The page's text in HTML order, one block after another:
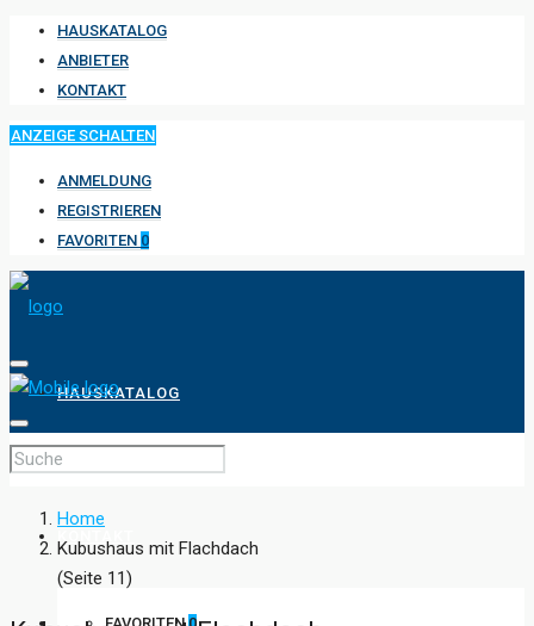
HAUSKATALOG
ANBIETER
KONTAKT
ANZEIGE SCHALTEN
ANMELDUNG
REGISTRIEREN
FAVORITEN 0
HAUSKATALOG
ANBIETER
Home
Kubushaus mit Flachdach
(Seite 11)